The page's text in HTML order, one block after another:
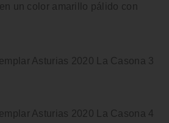
un color amarillo pálido con